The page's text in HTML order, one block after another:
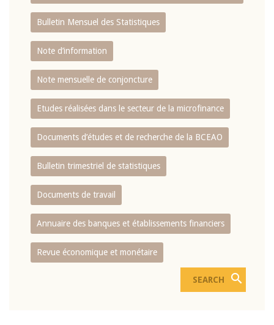
Bulletin Mensuel des Statistiques
Note d’information
Note mensuelle de conjoncture
Etudes réalisées dans le secteur de la microfinance
Documents d’études et de recherche de la BCEAO
Bulletin trimestriel de statistiques
Documents de travail
Annuaire des banques et établissements financiers
Revue économique et monétaire